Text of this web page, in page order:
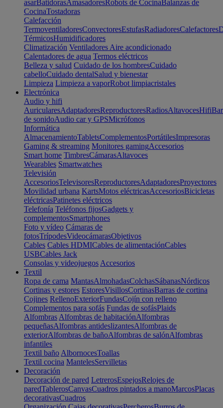
asarBatidorasAmasadoresRobots de CocinaBalanzas de
CocinaTostadoras
Calefacción
TermoventiladoresConvectoresEstufasRadiadoresCalefactores
TérmicosHumidificadores
Climatización Ventiladores Aire acondicionado
Calentadores de agua Termos eléctricos
Belleza y salud Cuidado de los hombresCuidado
cabelloCuidado dentalSalud y bienestar
Limpieza Limpieza a vaporRobot limpiacristales
Electrónica
Audio y hifi
AuricularesAdaptadoresReproductoresRadiosAltavocesHifi
de sonidoAudio car y GPSMicrófonos
Informática
AlmacenamientoTabletsComplementosPortátilesImpresoras
Gaming & streaming Monitores gamingAccesorios
Smart home TimbresCámarasAltavoces
Wearables Smartwatches
Televisión
AccesoriosTelevisoresReproductoresAdaptadoresProyectores
Movilidad urbana KartsMotos eléctricasAccesoriosBicicletas
eléctricasPatinetes eléctricos
Telefonía Teléfonos fijosGadgets y
complementosSmartphones
Foto y vídeo Cámaras de
fotosTrípodesVideocámarasObjetivos
Cables Cables HDMICables de alimentaciónCables
USBCables Jack
Consolas y videojuegos Accesorios
Textil
Ropa de cama MantasAlmohadasColchasSábanasNórdicos
Cortinas y estores EstoresVisillosCortinasBarras de cortina
Cojines RellenoExteriorFundasCojín con relleno
Complementos para sofás Fundas de sofásPlaids
Alfombras Alfombras de habitaciónAlfombras
pequeñasAlfombras antideslizantesAlfombras de
exteriorAlfombras de bañoAlfombras de salónAlfombras
infantiles
Textil baño AlbornocesToallas
Textil cocina MantelesServilletas
Decoración
Decoración de pared LetrerosEspejosRelojes de
paredTablerosCanvasCuadros pintados a manoMarcosPlacas
decorativasCuadros